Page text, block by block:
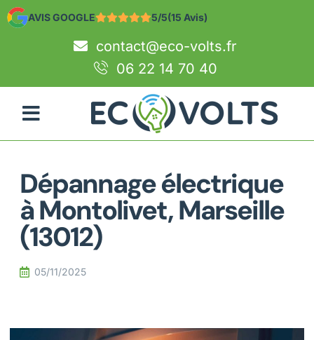
AVIS GOOGLE 5/5(15 Avis)
contact@eco-volts.fr
06 22 14 70 40
Dépannage électrique
à Montolivet, Marseille
(13012)
05/11/2025